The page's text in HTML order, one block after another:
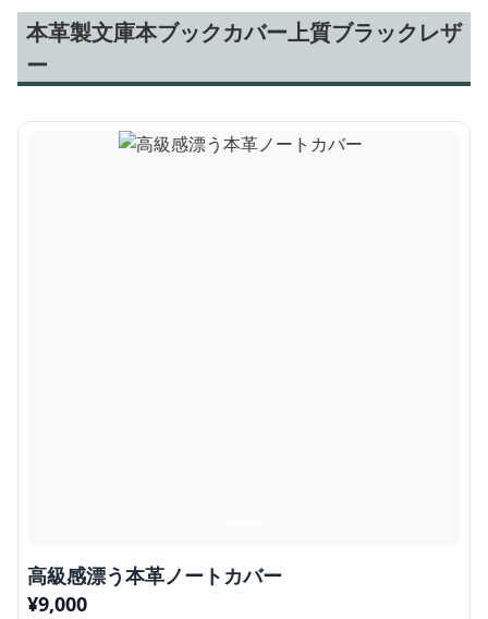
本革製文庫本ブックカバー上質ブラックレザ
ー
高級感漂う本革ノートカバー
¥9,000